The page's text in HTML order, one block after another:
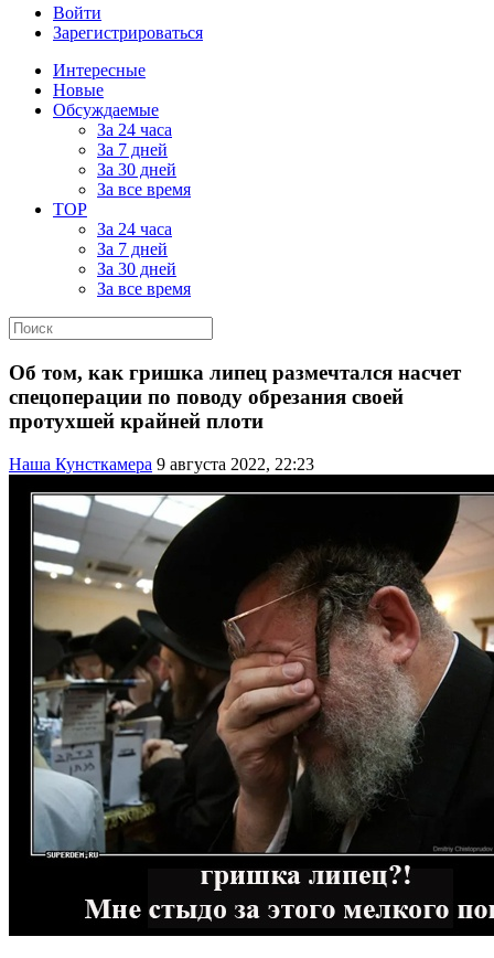
Войти
Зарегистрироваться
Интересные
Новые
Обсуждаемые
За 24 часа
За 7 дней
За 30 дней
За все время
TOP
За 24 часа
За 7 дней
За 30 дней
За все время
Об том, как гришка липец размечтался насчет
спецоперации по поводу обрезания своей
протухшей крайней плоти
Наша Кунсткамера 9 августа 2022, 22:23